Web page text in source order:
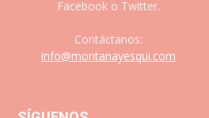
Facebook o Twitter.
Contáctanos:
info@montanayesqui.com